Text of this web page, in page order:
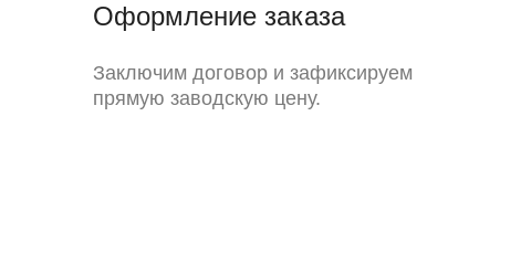
Заключим договор и зафиксируем
прямую заводскую цену.
Оформление заказа